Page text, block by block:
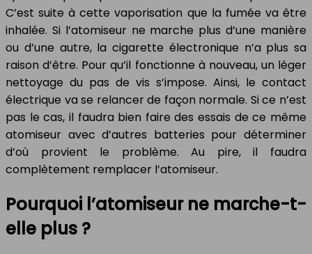
C’est suite à cette vaporisation que la fumée va être
inhalée. Si l’atomiseur ne marche plus d’une manière
ou d’une autre, la cigarette électronique n’a plus sa
raison d’être. Pour qu’il fonctionne à nouveau, un léger
nettoyage du pas de vis s’impose. Ainsi, le contact
électrique va se relancer de façon normale. Si ce n’est
pas le cas, il faudra bien faire des essais de ce même
atomiseur avec d’autres batteries pour déterminer
d’où provient le problème. Au pire, il faudra
complètement remplacer l’atomiseur.
Pourquoi l’atomiseur ne marche-t-
elle plus ?